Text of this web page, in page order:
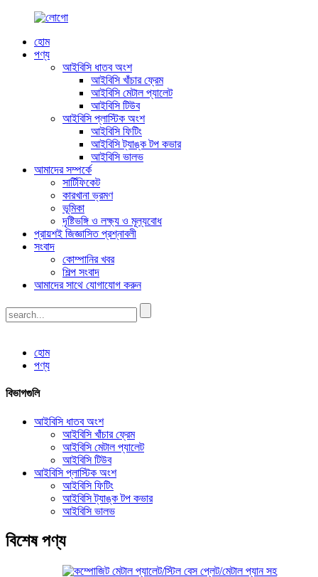
হোম
পণ্য
আইবিসি ধাতব অংশ
আইবিসি খাঁচার ফ্রেম
আইবিসি মেটাল প্যালেট
আইবিসি টিউব
আইবিসি প্লাস্টিক অংশ
আইবিসি ফিটিং
আইবিসি ট্যাঙ্ক টপ কভার
আইবিসি ভালভ
আমাদের সম্পর্কে
সার্টিফিকেট
কারখানা ভ্রমণ
ভূমিকা
দৃষ্টিভঙ্গি ও লক্ষ্য ও মূল্যবোধ
প্রায়শই জিজ্ঞাসিত প্রশ্নাবলী
সংবাদ
কোম্পানির খবর
শিল্প সংবাদ
আমাদের সাথে যোগাযোগ করুন
হোম
পণ্য
বিভাগগুলি
আইবিসি ধাতব অংশ
আইবিসি খাঁচার ফ্রেম
আইবিসি মেটাল প্যালেট
আইবিসি টিউব
আইবিসি প্লাস্টিক অংশ
আইবিসি ফিটিং
আইবিসি ট্যাঙ্ক টপ কভার
আইবিসি ভালভ
বিশেষ পণ্য